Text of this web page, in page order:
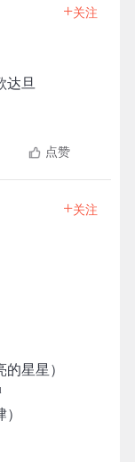
+关注
达旦
点赞
+关注
星星）